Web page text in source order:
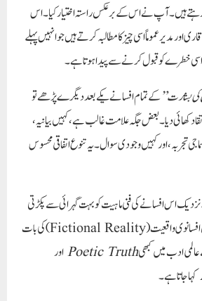
ہیں۔ آپ نے اس کے برعکس راستہ اختیار کیا۔ اس
اور مدیر عموماً اسی چیز کا مطالبہ کرتے ہیں جو انہیں پہلے
اسی خطرے کو قبول کرنے سے پیدا ہوتا ہے۔
بشارت”کے تمام افسانے یکے بعد دیگرے پڑھے تو
دکھائی دیا۔ بعض جگہ علامت غالب ہے، کہیں بیانیہ،
تجربہ، اور کہیں وجودی سوال۔ یہ تنوع اتفاقی محسوس
اس افسانے کی فنی ماہیت کو بہت گہرائی سے پکڑتی
افسانوی واقعیت
(Fictional Reality) کی بات
ادب میں کبھیPoetic Truthاور
کہا جاتا ہے۔